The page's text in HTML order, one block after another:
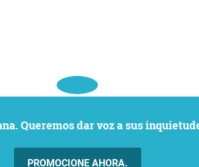
Queremos dar voz a sus
PROMOCIONE AHORA.